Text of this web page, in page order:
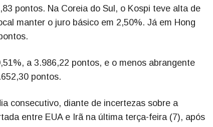
pontos. Na Coreia do Sul, o Kospi teve alta de
manter o juro básico em 2,50%. Já em Hong
a 3.986,22 pontos, e o menos abrangente
pontos.
consecutivo, diante de incertezas sobre a
entre EUA e Irã na última terça-feira (7), após